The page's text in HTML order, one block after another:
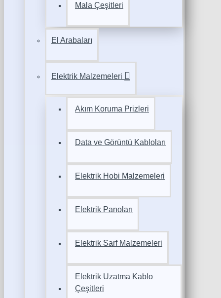
Mala Çeşitleri
El Arabaları
Elektrik Malzemeleri
Akım Koruma Prizleri
Data ve Görüntü Kabloları
Elektrik Hobi Malzemeleri
Elektrik Panoları
Elektrik Sarf Malzemeleri
Elektrik Uzatma Kablo
Çeşitleri